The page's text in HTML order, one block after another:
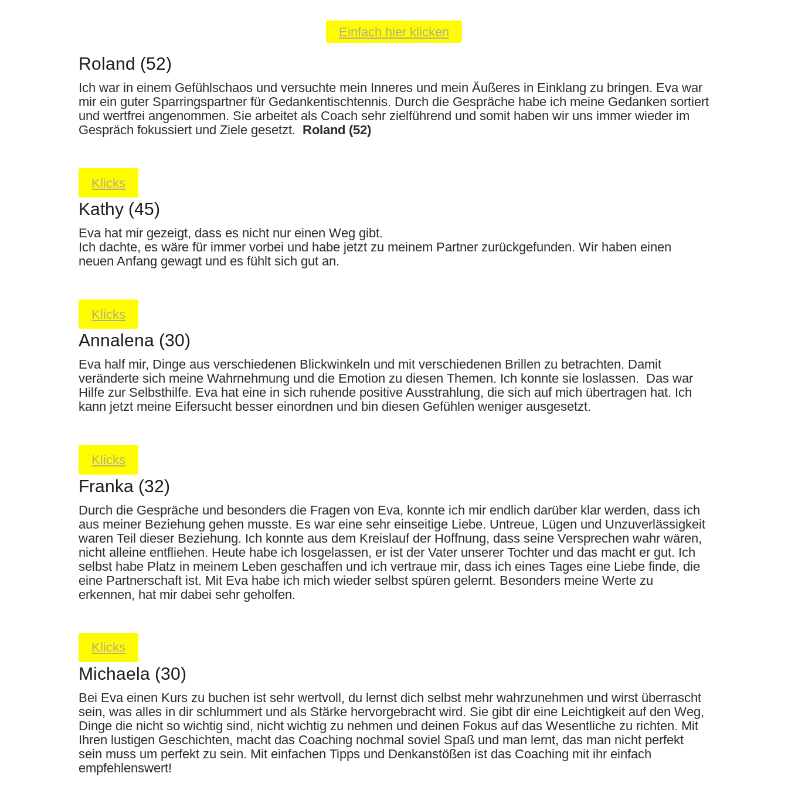
Einfach hier klicken
Roland (52)
Ich war in einem Gefühlschaos und versuchte mein Inneres und mein Äußeres in Einklang zu bringen. Eva war
mir ein guter Sparringspartner für Gedankentischtennis. Durch die Gespräche habe ich meine Gedanken sortiert
und wertfrei angenommen. Sie arbeitet als Coach sehr zielführend und somit haben wir uns immer wieder im
Gespräch fokussiert und Ziele gesetzt. Roland (52)
Klicks
Kathy (45)
Eva hat mir gezeigt, dass es nicht nur einen Weg gibt.
Ich dachte, es wäre für immer vorbei und habe jetzt zu meinem Partner zurückgefunden. Wir haben einen
neuen Anfang gewagt und es fühlt sich gut an.
Klicks
Annalena (30)
Eva half mir, Dinge aus verschiedenen Blickwinkeln und mit verschiedenen Brillen zu betrachten. Damit
veränderte sich meine Wahrnehmung und die Emotion zu diesen Themen. Ich konnte sie loslassen. Das war
Hilfe zur Selbsthilfe. Eva hat eine in sich ruhende positive Ausstrahlung, die sich auf mich übertragen hat. Ich
kann jetzt meine Eifersucht besser einordnen und bin diesen Gefühlen weniger ausgesetzt.
Klicks
Franka (32)
Durch die Gespräche und besonders die Fragen von Eva, konnte ich mir endlich darüber klar werden, dass ich
aus meiner Beziehung gehen musste. Es war eine sehr einseitige Liebe. Untreue, Lügen und Unzuverlässigkeit
waren Teil dieser Beziehung. Ich konnte aus dem Kreislauf der Hoffnung, dass seine Versprechen wahr wären,
nicht alleine entfliehen. Heute habe ich losgelassen, er ist der Vater unserer Tochter und das macht er gut. Ich
selbst habe Platz in meinem Leben geschaffen und ich vertraue mir, dass ich eines Tages eine Liebe finde, die
eine Partnerschaft ist. Mit Eva habe ich mich wieder selbst spüren gelernt. Besonders meine Werte zu
erkennen, hat mir dabei sehr geholfen.
Klicks
Michaela (30)
Bei Eva einen Kurs zu buchen ist sehr wertvoll, du lernst dich selbst mehr wahrzunehmen und wirst überrascht
sein, was alles in dir schlummert und als Stärke hervorgebracht wird. Sie gibt dir eine Leichtigkeit auf den Weg,
Dinge die nicht so wichtig sind, nicht wichtig zu nehmen und deinen Fokus auf das Wesentliche zu richten. Mit
Ihren lustigen Geschichten, macht das Coaching nochmal soviel Spaß und man lernt, das man nicht perfekt
sein muss um perfekt zu sein. Mit einfachen Tipps und Denkanstößen ist das Coaching mit ihr einfach
empfehlenswert!